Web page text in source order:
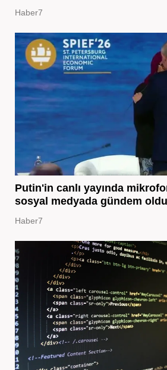
Haber7
Putin'in canlı yayında
sosyal medyada gündem oldu
Haber7